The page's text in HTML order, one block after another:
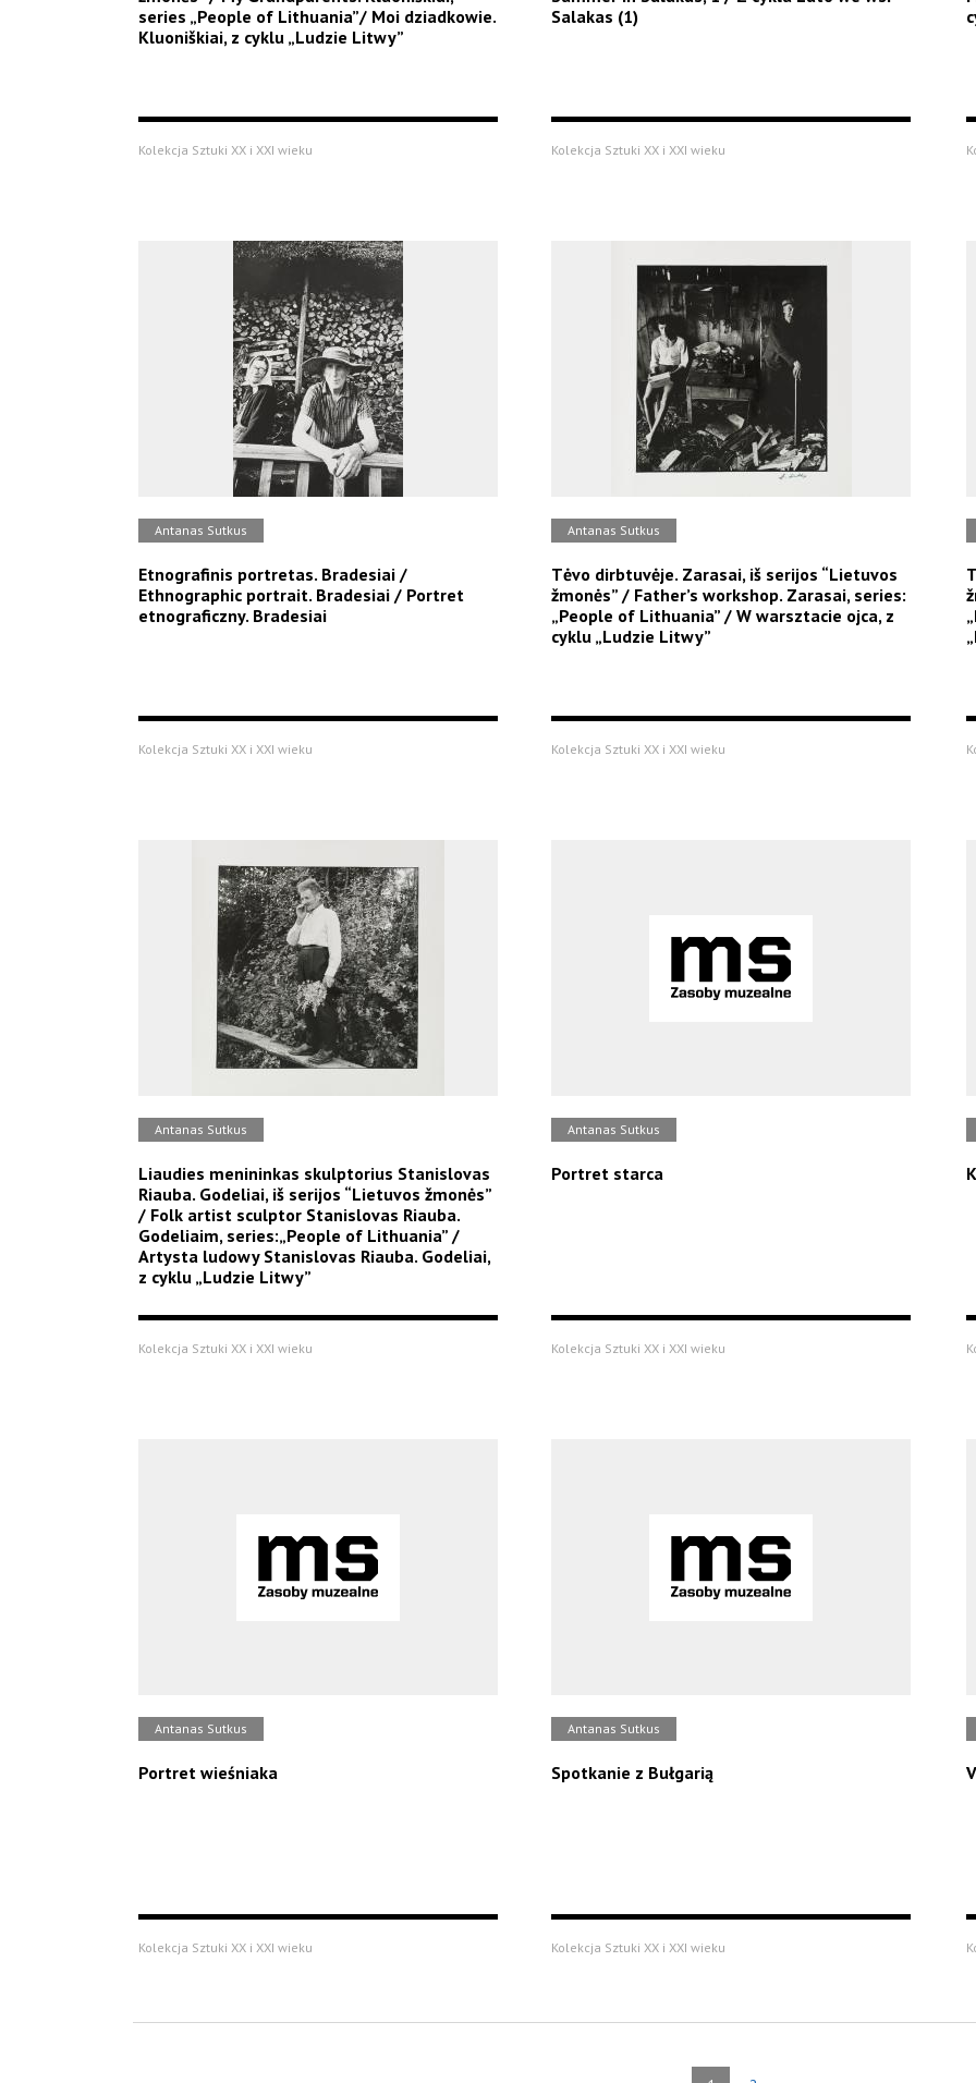
series „People of Lithuania”/ Moi dziadkowie.
Kluoniškiai, z cyklu „Ludzie Litwy”
Kolekcja Sztuki XX i XXI wieku
Salakas (1)
Kolekcja Sztuki XX i XXI wieku
Antanas Sutkus
Etnografinis portretas. Bradesiai /
Ethnographic portrait. Bradesiai / Portret
etnograficzny. Bradesiai
Kolekcja Sztuki XX i XXI wieku
Antanas Sutkus
Tėvo dirbtuvėje. Zarasai, iš serijos “Lietuvos
žmonės” / Father’s workshop. Zarasai, series:
„People of Lithuania” / W warsztacie ojca, z
cyklu „Ludzie Litwy”
Kolekcja Sztuki XX i XXI wieku
Antanas Sutkus
Liaudies menininkas skulptorius Stanislovas
Riauba. Godeliai, iš serijos “Lietuvos žmonės”
/ Folk artist sculptor Stanislovas Riauba.
Godeliaim, series:„People of Lithuania” /
Artysta ludowy Stanislovas Riauba. Godeliai,
z cyklu „Ludzie Litwy”
Kolekcja Sztuki XX i XXI wieku
Antanas Sutkus
Portret starca
Kolekcja Sztuki XX i XXI wieku
Antanas Sutkus
Portret wieśniaka
Kolekcja Sztuki XX i XXI wieku
Antanas Sutkus
Spotkanie z Bułgarią
Kolekcja Sztuki XX i XXI wieku